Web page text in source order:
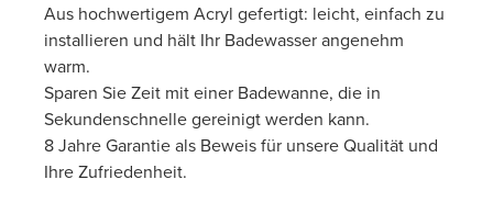
Aus hochwertigem Acryl gefertigt: leicht, einfach zu
installieren und hält Ihr Badewasser angenehm
warm.
Sparen Sie Zeit mit einer Badewanne, die in
Sekundenschnelle gereinigt werden kann.
8 Jahre Garantie als Beweis für unsere Qualität und
Ihre Zufriedenheit.